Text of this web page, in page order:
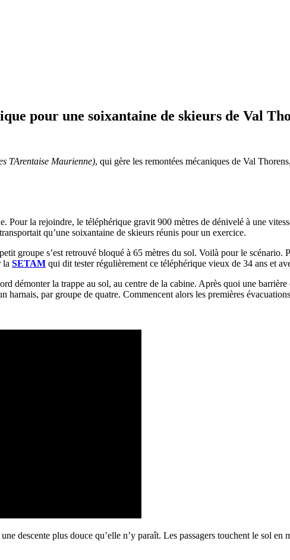
pour une soixantaine de skieurs de Val
TArentaise Maurienne), qui gère les remontées mécaniques de Val
Pour la rejoindre, le téléphérique gravit 900 mètres de dénivelé à une
qu’une soixantaine de skieurs réunis pour un exercice.
groupe s’est retrouvé bloqué à 65 mètres du sol. Voilà pour le
la SETAM qui dit tester régulièrement ce téléphérique vieux de 34 ans et
démonter la trappe au sol, au centre de la cabine. Après quoi une
harnais, par groupe de quatre. Commencent alors les premières
descente plus douce qu’elle n’y paraît. Les passagers touchent le sol